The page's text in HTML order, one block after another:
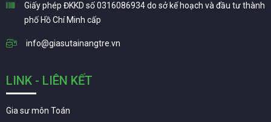
Giấy phép ĐKKD số 0316086934 do sở kế hoạch và đầu tư thành
phố Hồ Chí Minh cấp
info@giasutainangtre.vn
LINK - LIÊN KẾT
Gia sư môn Toán